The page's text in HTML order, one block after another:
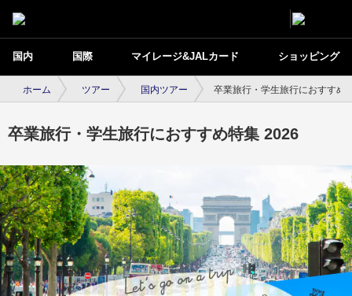
国内 国際 マイレージ&JALカード ショッピング
ホーム ツアー 国内ツアー 卒業旅行・学生旅行におすすめ
卒業旅行・学生旅行におすすめ特集 2026